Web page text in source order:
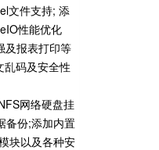
文件支持; 添
性能优化
及报表打印等
乱码及安全性
网络硬盘挂
备份;添加内置
块以及各种安